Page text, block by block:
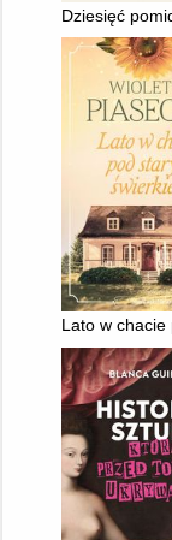
Dziesięć
Lato w chacie